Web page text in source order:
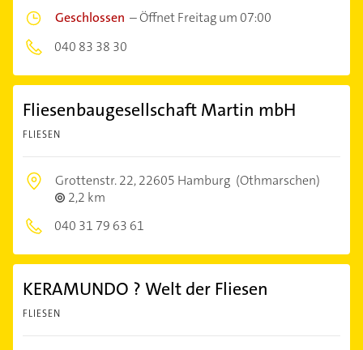
Geschlossen –Öffnet Freitag um 07:00
040 83 38 30
Fliesenbaugesellschaft Martin mbH
FLIESEN
Grottenstr. 22,22605 Hamburg (Othmarschen)
2,2 km
040 31 79 63 61
KERAMUNDO ? Welt der Fliesen
FLIESEN